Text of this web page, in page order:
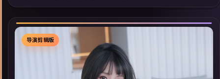
索同类型高分佳作，畅享高清在线追剧体验。
导演剪辑版